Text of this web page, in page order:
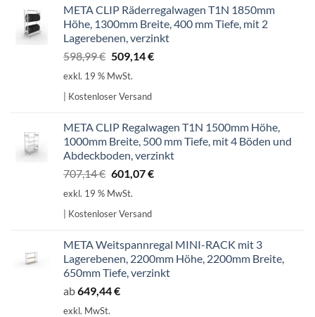
META CLIP Räderregalwagen T1N 1850mm
Höhe, 1300mm Breite, 400 mm Tiefe, mit 2
Lagerebenen, verzinkt
598,99€ Ursprünglicher
Preis
598,99 €
509,14€Aktueller
exkl. 19 % MwSt.
| Kostenloser Versand
META CLIP Regalwagen T1N 1500mm Höhe,
1000mm Breite, 500 mm Tiefe, mit 4 Böden und
Abdeckboden, verzinkt
707,14€ Ursprünglicher
Preis
707,14 €
601,07€Aktueller
exkl. 19 % MwSt.
| Kostenloser Versand
META Weitspannregal MINI-RACK mit 3
Lagerebenen, 2200mm Höhe, 2200mm Breite,
650mm Tiefe, verzinkt
ab649,44€
exkl. MwSt.